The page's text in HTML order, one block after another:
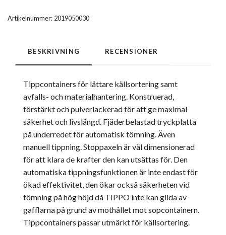
Artikelnummer: 2019050030
BESKRIVNING RECENSIONER
Tippcontainers för lättare källsortering samt
avfalls- och materialhantering. Konstruerad,
förstärkt och pulverlackerad för att ge maximal
säkerhet och livslängd. Fjäderbelastad tryckplatta
på underredet för automatisk tömning. Även
manuell tippning. Stoppaxeln är väl dimensionerad
för att klara de krafter den kan utsättas för. Den
automatiska tippningsfunktionen är inte endast för
ökad effektivitet, den ökar också säkerheten vid
tömning på hög höjd då TIPPO inte kan glida av
gafflarna på grund av mothållet mot sopcontainern.
Tippcontainers passar utmärkt för källsortering.